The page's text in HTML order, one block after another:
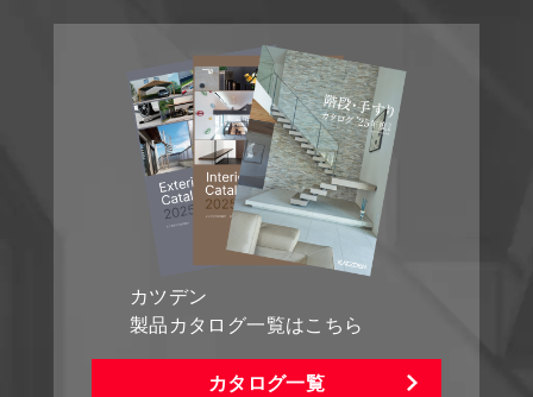
カツデン
製品カタログ一覧はこちら
カタログ一覧